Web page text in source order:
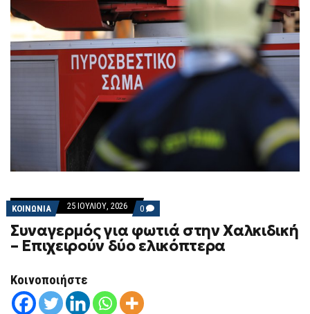
ΚΟΙΝΩΝΙΑ 25 ΙΟΥΛΊΟΥ, 2026 0 COMMENTS
ON
ΣΥΝΑΓΕΡΜΌΣ
ΓΙΑ
ΦΩΤΙΆ
Συναγερμός για φωτιά στην Χαλκιδική
– Επιχειρούν δύο ελικόπτερα
Κοινοποιήστε